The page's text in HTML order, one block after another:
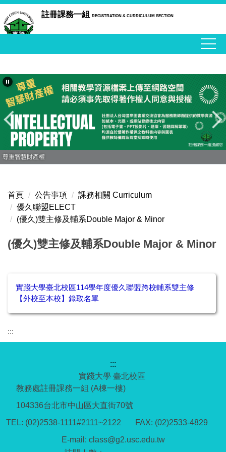
跳
到
主
容
區
註冊課務一組 REGISTRATION & CURRICULUM SECTION
尊重智慧財產權
首頁 公告事項
課務相關 Curriculum
優久聯盟ELECT
(優久)雙主修及輔系Double Major & Minor
(優久)雙主修及輔系Double Major & Minor
實踐大學臺北校區114學年度優久聯盟跨校輔系雙主修
【外校至本校】錄取名單
:::
:::
實踐大學 臺北校區
教務處註冊課務一組 (A棟一樓)
104336台北市中山區大直街70號
TEL: (02)2538-1111#2111~2122 FAX: (02)2533-4829
E-mail: class@g2.usc.edu.tw